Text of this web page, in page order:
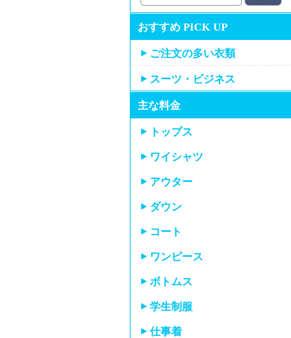
おすすめ PICK UP
ご注文の多い衣類
スーツ・ビジネス
主な料金
トップス
ワイシャツ
アウター
ダウン
コート
ワンピース
ボトムス
学生制服
仕事着